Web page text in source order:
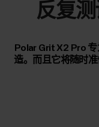
反复测
Polar Grit X2 Pro
造。而且它将随时